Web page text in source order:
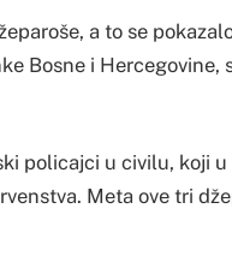
a to se
Bosne i Hercegovine,
policajci u civilu, koji
Meta ove tri